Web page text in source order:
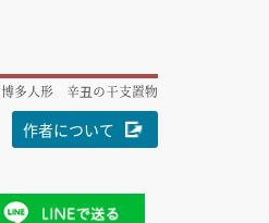
博多人形 辛丑の干支置物
作者について